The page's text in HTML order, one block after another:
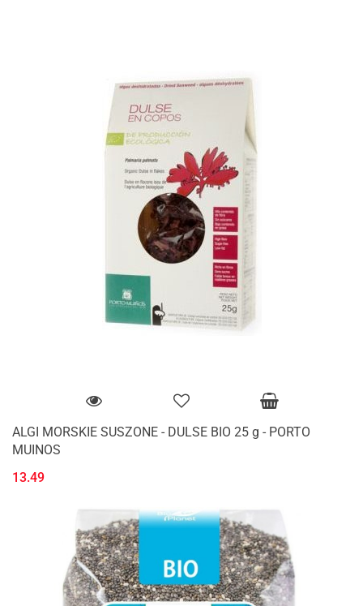
ALGI MORSKIE SUSZONE - DULSE BIO 25 g - PORTO
MUINOS
13.49